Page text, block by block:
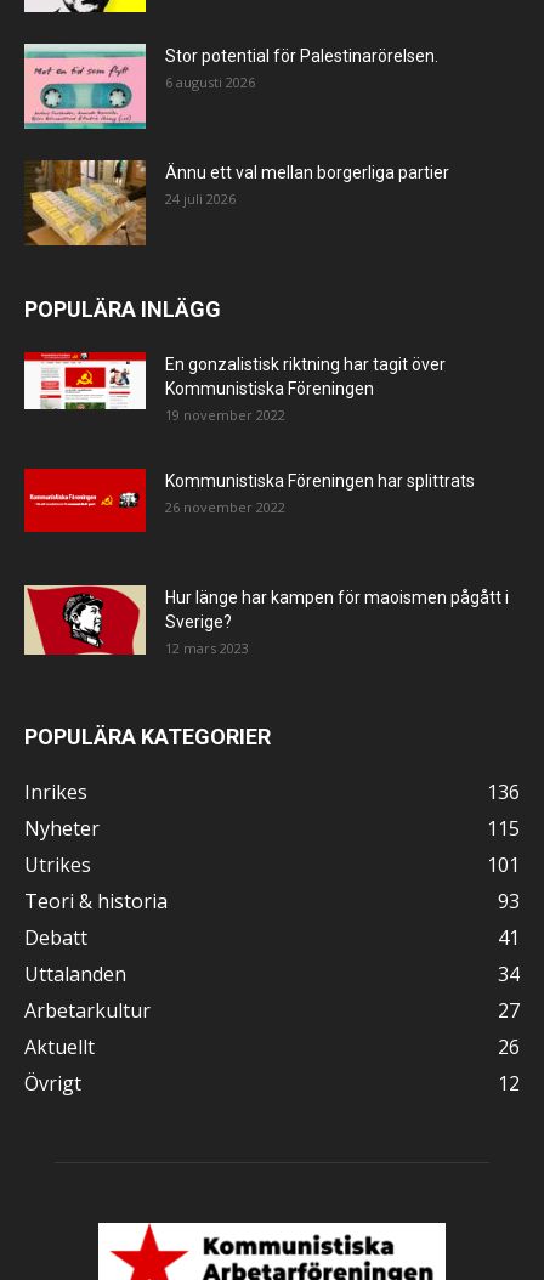
Stor potential för Palestinarörelsen.
6 augusti 2026
Ännu ett val mellan borgerliga partier
24 juli 2026
POPULÄRA INLÄGG
En gonzalistisk riktning har tagit över
Kommunistiska Föreningen
19 november 2022
Kommunistiska Föreningen har splittrats
26 november 2022
Hur länge har kampen för maoismen pågått i
Sverige?
12 mars 2023
POPULÄRA KATEGORIER
Inrikes
136
Nyheter
115
Utrikes
101
Teori & historia
93
Debatt
41
Uttalanden
34
Arbetarkultur
27
Aktuellt
26
Övrigt
12